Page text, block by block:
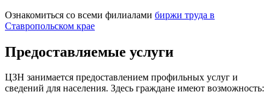
Ознакомиться со всеми филиалами биржи труда в
Ставропольском крае
Предоставляемые услуги
ЦЗН занимается предоставлением профильных услуг и
сведений для населения. Здесь граждане имеют возможность: